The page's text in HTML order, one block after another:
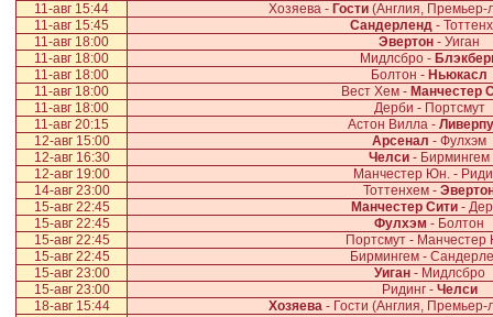
11-авг 15:44
Хозяева - Гости (Англия, Премьер-
11-авг 15:45
Сандерленд-
11-авг 18:00
Эвертон - Уиган
11-авг 18:00
Мидлсбро -
11-авг 18:00
Болтон - Ньюкасл
11-авг 18:00
Вест Хем - Манчестер
11-авг 18:00
Дерби - Портсмут
11-авг 20:15
Астон Вилла -
12-авг 15:00
Арсенал - Фулхэм
12-авг 16:30
Челси - Бирмингем
12-авг 19:00
Манчестер Юн. -
14-авг 23:00
Тоттенхем -
15-авг 22:45
Манчестер Сити-
15-авг 22:45
Фулхэм - Болтон
15-авг 22:45
Портсмут - Манчестер
15-авг 22:45
Бирмингем -
15-авг 23:00
Уиган- Мидлсбро
15-авг 23:00
Ридинг - Челси
18-авг 15:44
Хозяева - Гости (Англия, Премьер-